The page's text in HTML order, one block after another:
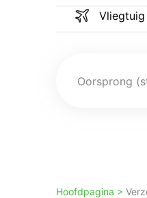
Vliegtuig
Oorsprong
Hoofdpagina >